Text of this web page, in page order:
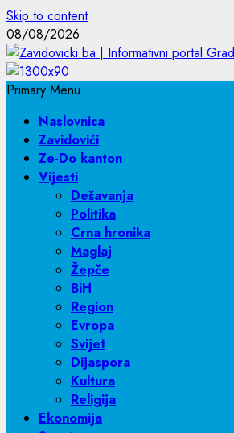
Skip to content
08/08/2026
Primary Menu
Naslovnica
Zavidovići
Ze-Do kanton
Vijesti
Dešavanja
Politika
Crna hronika
Maglaj
Žepče
BiH
Region
Evropa
Svijet
Dijaspora
Kultura
Religija
Ekonomija